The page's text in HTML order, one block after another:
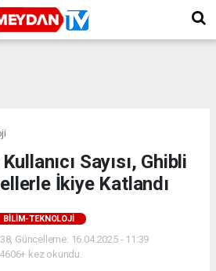
Sayısı, Ghibli
İkiye Katlandı
BILIM-TEKNOLOJI
Güncelleme: 16.04.2025 - 11:39
4606+ kez okundu.